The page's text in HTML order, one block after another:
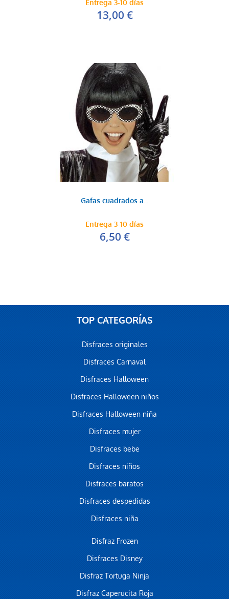
Entrega 3-10 días
13,00 €
Gafas cuadrados a...
Entrega 3-10 días
6,50 €
TOP CATEGORÍAS
Disfraces originales
Disfraces Carnaval
Disfraces Halloween
Disfraces Halloween niños
Disfraces Halloween niña
Disfraces mujer
Disfraces bebe
Disfraces niños
Disfraces baratos
Disfraces despedidas
Disfraces niña
Disfraz Frozen
Disfraces Disney
Disfraz Tortuga Ninja
Disfraz Caperucita Roja